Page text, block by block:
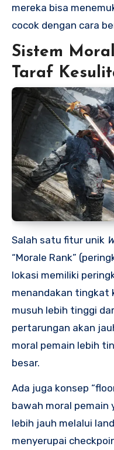
mereka bisa
cocok dengan cara
Sistem
Taraf
Salah satu fitur unik
“Morale Rank”
lokasi memiliki
menandakan tingkat
musuh lebih tinggi
pertarungan akan
moral pemain lebih
besar.
Ada juga konsep
bawah moral pemain
lebih jauh melalui
menyerupai